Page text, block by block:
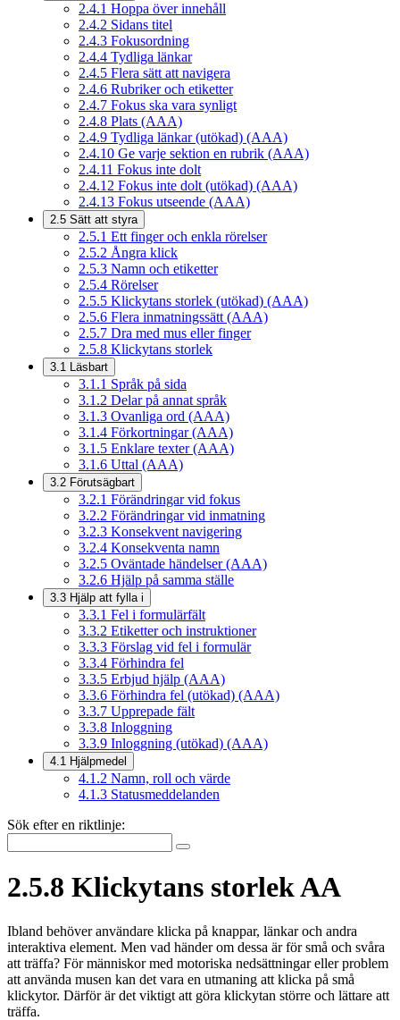
2.4.1 Hoppa över innehåll
2.4.2 Sidans titel
2.4.3 Fokusordning
2.4.4 Tydliga länkar
2.4.5 Flera sätt att navigera
2.4.6 Rubriker och etiketter
2.4.7 Fokus ska vara synligt
2.4.8 Plats (AAA)
2.4.9 Tydliga länkar (utökad) (AAA)
2.4.10 Ge varje sektion en rubrik (AAA)
2.4.11 Fokus inte dolt
2.4.12 Fokus inte dolt (utökad) (AAA)
2.4.13 Fokus utseende (AAA)
2.5 Sätt att styra
2.5.1 Ett finger och enkla rörelser
2.5.2 Ångra klick
2.5.3 Namn och etiketter
2.5.4 Rörelser
2.5.5 Klickytans storlek (utökad) (AAA)
2.5.6 Flera inmatningssätt (AAA)
2.5.7 Dra med mus eller finger
2.5.8 Klickytans storlek
3.1 Läsbart
3.1.1 Språk på sida
3.1.2 Delar på annat språk
3.1.3 Ovanliga ord (AAA)
3.1.4 Förkortningar (AAA)
3.1.5 Enklare texter (AAA)
3.1.6 Uttal (AAA)
3.2 Förutsägbart
3.2.1 Förändringar vid fokus
3.2.2 Förändringar vid inmatning
3.2.3 Konsekvent navigering
3.2.4 Konsekventa namn
3.2.5 Oväntade händelser (AAA)
3.2.6 Hjälp på samma ställe
3.3 Hjälp att fylla i
3.3.1 Fel i formulärfält
3.3.2 Etiketter och instruktioner
3.3.3 Förslag vid fel i formulär
3.3.4 Förhindra fel
3.3.5 Erbjud hjälp (AAA)
3.3.6 Förhindra fel (utökad) (AAA)
3.3.7 Upprepade fält
3.3.8 Inloggning
3.3.9 Inloggning (utökad) (AAA)
4.1 Hjälpmedel
4.1.2 Namn, roll och värde
4.1.3 Statusmeddelanden
Sök efter en riktlinje:
2.5.8 Klickytans storlekAA
Ibland behöver användare klicka på knappar, länkar och andra
interaktiva element. Men vad händer om dessa är för små och svåra
att träffa? För människor med motoriska nedsättningar eller problem
att använda musen kan det vara en utmaning att klicka på små
klickytor. Därför är det viktigt att göra klickytan större och lättare att
träffa.